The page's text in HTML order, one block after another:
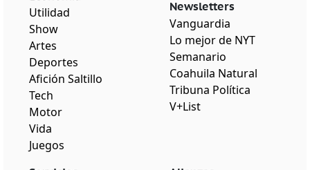
Utilidad
Show
Artes
Deportes
Afición Saltillo
Tech
Motor
Vida
Juegos
Newsletters
Vanguardia
Lo mejor de NYT
Semanario
Coahuila Natural
Tribuna Política
V+List